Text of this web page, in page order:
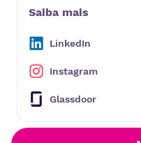
para gerar valor,
soas, sejam
A OLX é líder no
online e a marca
omia circular no
Todos os dias,
Saiba mais
LinkedIn
Instagram
Glassdoor